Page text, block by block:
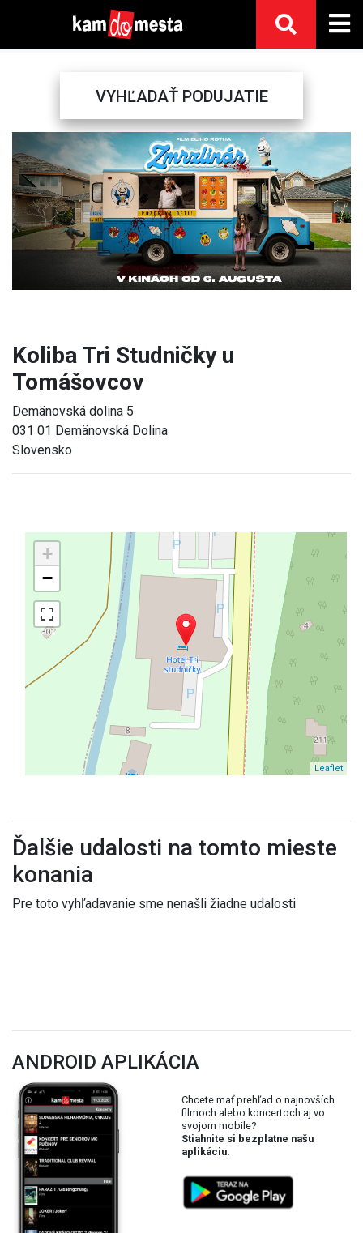
VYHĽADAŤ PODUJATIE
Previous Next
Koliba Tri Studničky u
Tomášovcov
Demänovská dolina 5
031 01 Demänovská Dolina
Slovensko
+
−
Leaflet
Ďalšie udalosti na tomto mieste
konania
Pre toto vyhľadavanie sme nenašli žiadne udalosti
ANDROID APLIKÁCIA
Chcete mať prehľad o najnovších
filmoch alebo koncertoch aj vo
svojom mobile?
Stiahnite si bezplatne našu
aplikáciu.